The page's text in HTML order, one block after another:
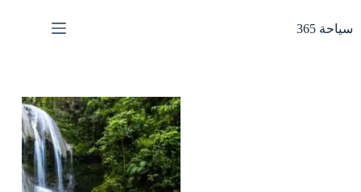
المحتوى
سياحة 365